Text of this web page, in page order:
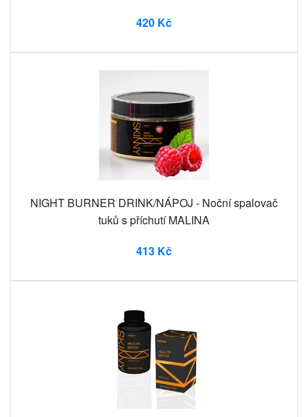
420 Kč
NIGHT BURNER DRINK/NÁPOJ - Noční spalovač
tuků s příchutí MALINA
413 Kč